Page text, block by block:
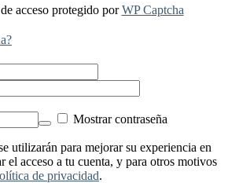
acceso protegido porWP Captcha
Mostrar contraseña
utilizarán para mejorar su experiencia en
el acceso a tu cuenta, y para otros motivos
de privacidad.